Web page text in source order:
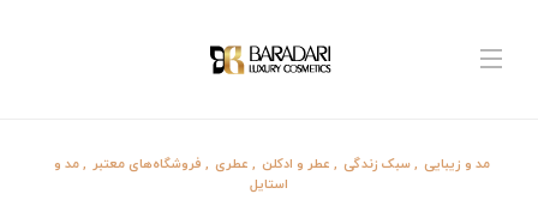
مد و زیبایی ,سبک زندگی , عطر و ادکلن , عطری , فروشگاه‌های معتبر ,مد و
استایل